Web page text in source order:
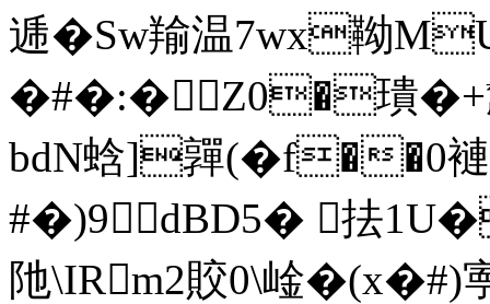
逓�Sw羭温7wx靿
�#�:�Z0�璝�+
bdN蛿]嚲(�f� �0褳
#�)9dBD5� 抾
阤\IRm2賋0\崯�(x�#)